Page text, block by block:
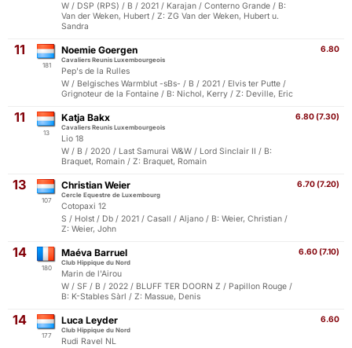
W / DSP (RPS) / B / 2021 / Karajan / Conterno Grande / B:
Van der Weken, Hubert / Z: ZG Van der Weken, Hubert u.
Sandra
11
181
6.80
Noemie Goergen
Cavaliers Reunis Luxembourgeois
Pep's de la Rulles
W / Belgisches Warmblut -sBs- / B / 2021 / Elvis ter Putte /
Grignoteur de la Fontaine / B: Nichol, Kerry / Z: Deville, Eric
11
13
6.80 (7.30)
Katja Bakx
Cavaliers Reunis Luxembourgeois
Lio 18
W / B / 2020 / Last Samurai W&W / Lord Sinclair II / B:
Braquet, Romain / Z: Braquet, Romain
13
107
6.70 (7.20)
Christian Weier
Cercle Equestre de Luxembourg
Cotopaxi 12
S / Holst / Db / 2021 / Casall / Aljano / B: Weier, Christian /
Z: Weier, John
14
180
6.60 (7.10)
Maéva Barruel
Club Hippique du Nord
Marin de l'Airou
W / SF / B / 2022 / BLUFF TER DOORN Z / Papillon Rouge /
B: K-Stables Sàrl / Z: Massue, Denis
14
177
6.60
Luca Leyder
Club Hippique du Nord
Rudi Ravel NL